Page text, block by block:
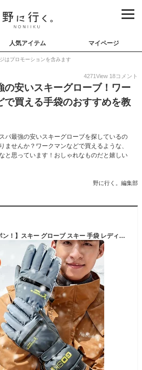
人気アイテム マイページ
はプロモーションを含みます
4271View 18コメント
の安いスキーグローブ！ワー
で買える手袋のおすすめを教
パ最強の安いスキーグローブを探しているの
ませんか？ワークマンなどで買えるような、
と思っています！おしゃれなものだと嬉しい
野に行く。編集部
【P10倍＋10%OFFクーポン！】スキー グローブ スキー 手袋 レディース メンズ スノーグローブ スノーボード スノボ グローブ 手袋 暖かい スマホ対応 滑り止め 完全防水 裏起毛 スノグローブ 防水グローブ バイク 登山 自転車